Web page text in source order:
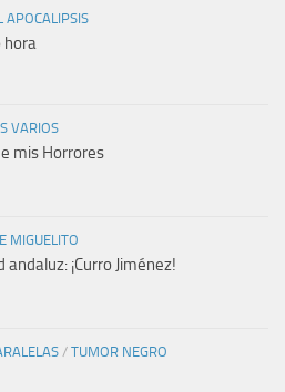
APOCALIPSIS
hora
VARIOS
mis Horrores
MIGUELITO
andaluz: ¡Curro Jiménez!
/ TUMOR NEGRO